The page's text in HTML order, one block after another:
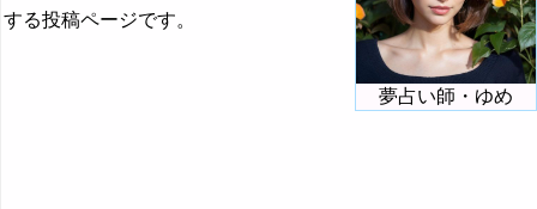
夢占い師・ゆめ
する投稿ページです。